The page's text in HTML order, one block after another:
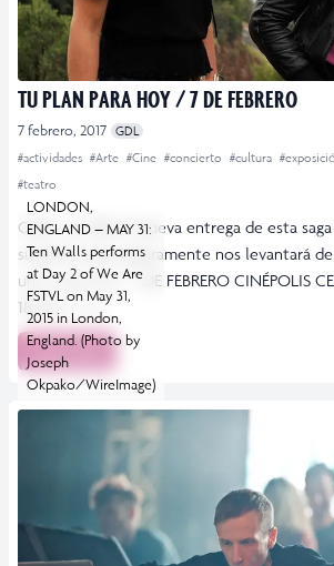
TU PLAN PARA HOY / 7 DE FEBRERO
7 febrero, 2017 GDL
#actividades #Arte #Cine #concierto #cultura
#teatro
CINE EL ARO 3 Nueva entrega de esta
suspenso que seguramente nos levantará
una y otra vez. 7 DE FEBRERO CINÉPOLIS
18:45 H […]
Leer más
LONDON,
ENGLAND – MAY 31:
Ten Walls performs
at Day 2 of We Are
FSTVL on May 31,
2015 in London,
England. (Photo by
Joseph
Okpako/WireImage)